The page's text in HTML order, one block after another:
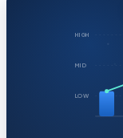
HIGH
MID
LOW